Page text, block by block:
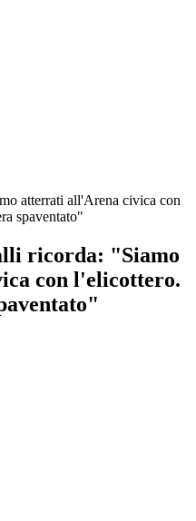
atterrati all'Arena civica con
spaventato"
ricorda: "Siamo
con l'elicottero.